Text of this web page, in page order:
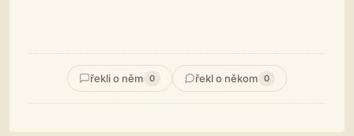
řekli o něm 0 řekl o někom 0